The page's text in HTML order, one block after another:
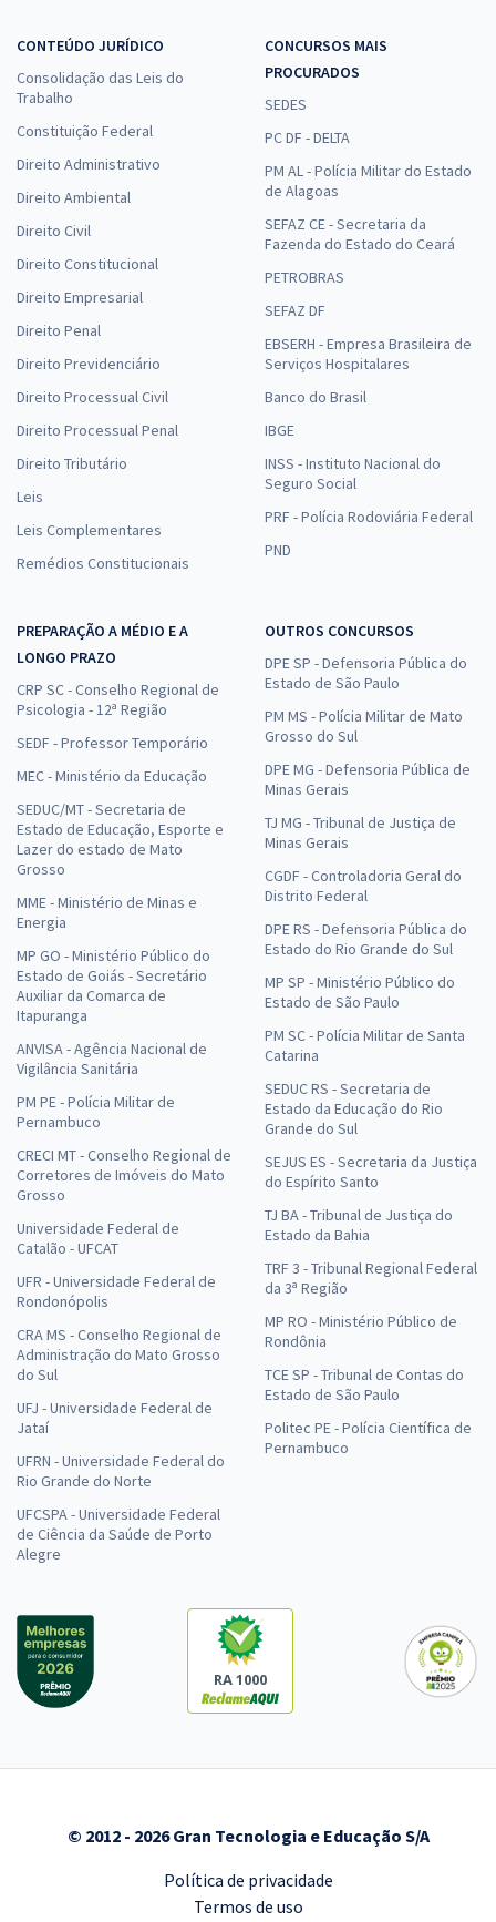
CONTEÚDO JURÍDICO
Consolidação das Leis do
Trabalho
Constituição Federal
Direito Administrativo
Direito Ambiental
Direito Civil
Direito Constitucional
Direito Empresarial
Direito Penal
Direito Previdenciário
Direito Processual Civil
Direito Processual Penal
Direito Tributário
Leis
Leis Complementares
Remédios Constitucionais
CONCURSOS MAIS
PROCURADOS
SEDES
PC DF - DELTA
PM AL - Polícia Militar do Estado
de Alagoas
SEFAZ CE - Secretaria da
Fazenda do Estado do Ceará
PETROBRAS
SEFAZ DF
EBSERH - Empresa Brasileira de
Serviços Hospitalares
Banco do Brasil
IBGE
INSS - Instituto Nacional do
Seguro Social
PRF - Polícia Rodoviária Federal
PND
PREPARAÇÃO A MÉDIO E A
LONGO PRAZO
CRP SC - Conselho Regional de
Psicologia - 12ª Região
SEDF - Professor Temporário
MEC - Ministério da Educação
SEDUC/MT - Secretaria de
Estado de Educação, Esporte e
Lazer do estado de Mato
Grosso
MME - Ministério de Minas e
Energia
MP GO - Ministério Público do
Estado de Goiás - Secretário
Auxiliar da Comarca de
Itapuranga
ANVISA - Agência Nacional de
Vigilância Sanitária
PM PE - Polícia Militar de
Pernambuco
CRECI MT - Conselho Regional de
Corretores de Imóveis do Mato
Grosso
Universidade Federal de
Catalão - UFCAT
UFR - Universidade Federal de
Rondonópolis
CRA MS - Conselho Regional de
Administração do Mato Grosso
do Sul
UFJ - Universidade Federal de
Jataí
UFRN - Universidade Federal do
Rio Grande do Norte
UFCSPA - Universidade Federal
de Ciência da Saúde de Porto
Alegre
OUTROS CONCURSOS
DPE SP - Defensoria Pública do
Estado de São Paulo
PM MS - Polícia Militar de Mato
Grosso do Sul
DPE MG - Defensoria Pública de
Minas Gerais
TJ MG - Tribunal de Justiça de
Minas Gerais
CGDF - Controladoria Geral do
Distrito Federal
DPE RS - Defensoria Pública do
Estado do Rio Grande do Sul
MP SP - Ministério Público do
Estado de São Paulo
PM SC - Polícia Militar de Santa
Catarina
SEDUC RS - Secretaria de
Estado da Educação do Rio
Grande do Sul
SEJUS ES - Secretaria da Justiça
do Espírito Santo
TJ BA - Tribunal de Justiça do
Estado da Bahia
TRF 3 - Tribunal Regional Federal
da 3ª Região
MP RO - Ministério Público de
Rondônia
TCE SP - Tribunal de Contas do
Estado de São Paulo
Politec PE - Polícia Científica de
Pernambuco
RA 1000
© 2012 - 2026 Gran Tecnologia e Educação S/A
Política de privacidade
Termos de uso